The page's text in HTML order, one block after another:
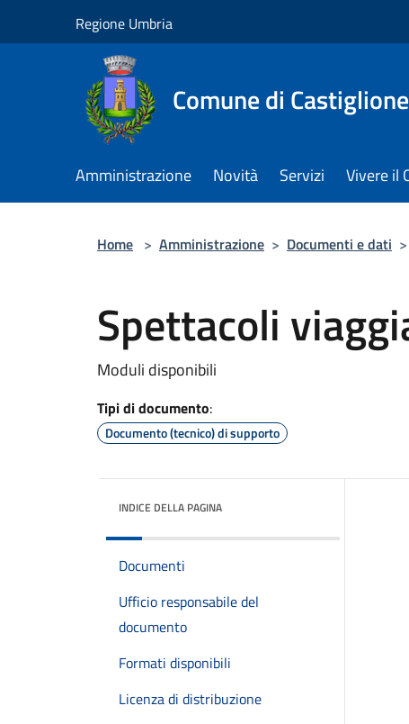
Regione Umbria
Comune di
Amministrazione Novità Servizi Vivere il
Home > Amministrazione > Documenti e dati >
Spettacoli
Moduli disponibili
Tipi di documento:
Documento (tecnico) di supporto
INDICE DELLA PAGINA
Documenti
Ufficio responsabile del
documento
Formati disponibili
Licenza di distribuzione